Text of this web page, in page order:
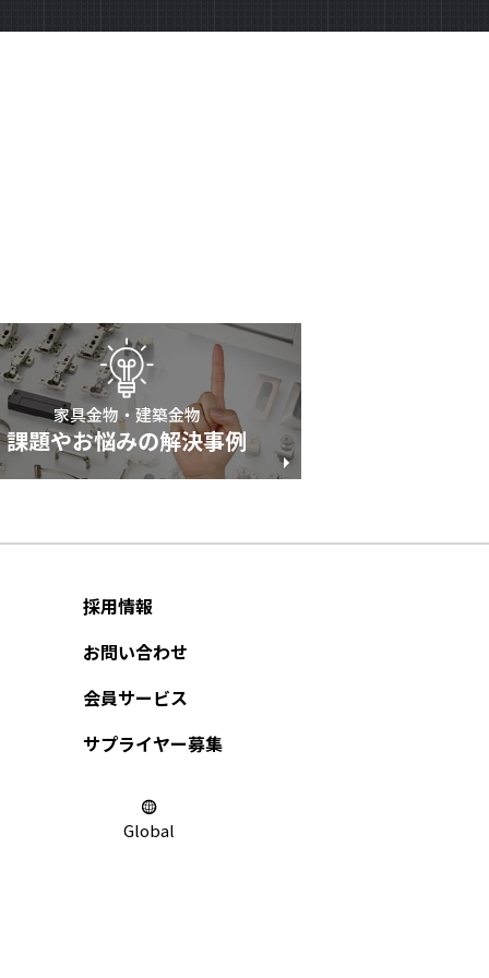
家具金物・建築金物
課題やお悩みの解決事例
採用情報
お問い合わせ
会員サービス
サプライヤー募集
Global